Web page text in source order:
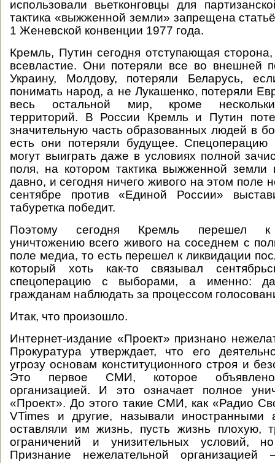
использовали вьетконговцы для
тактика «выжженной земли» запрещена
1 Женевской конвенции 1977 года.
Кремль, Путин сегодня отступающая
всевластие. Они потеряли все во внешней
Украину, Молдову, потеряли Беларусь,
понимать народ, а не Лукашенко, потеряли
весь остальной мир, кроме
территорий. В России Кремль и Путин
значительную часть образованных людей в
есть они потеряли будущее.
могут выиграть даже в условиях полной
поля, на котором тактика выжженной земли
давно, и сегодня ничего живого на этом поле
сентябре против «Единой России»
табуретка победит.
Поэтому сегодня Кремль перешел к
уничтожению всего живого на соседнем с
поле медиа, то есть перешел к ликвидации
который хоть как-то связывал
спецоперацию с выборами, а именно:
гражданам наблюдать за процессом
Итак, что произошло.
Интернет-издание «Проект» признано
Прокуратура утверждает, что его
угрозу основам конституционного строя и
Это первое СМИ, которое объявлено
организацией. И это означает полное
«Проект». До этого такие СМИ, как «Радио
VTimes и другие, называли иностранными
оставляли им жизнь, пусть жизнь плохую,
ограничений и унизительных условий,
Признание нежелательной